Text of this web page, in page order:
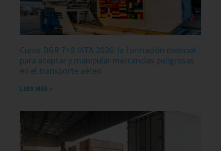
Curso DGR 7+8 IATA 2026: la formación esencial
para aceptar y manipular mercancías peligrosas
en el transporte aéreo
LEER MÁS »